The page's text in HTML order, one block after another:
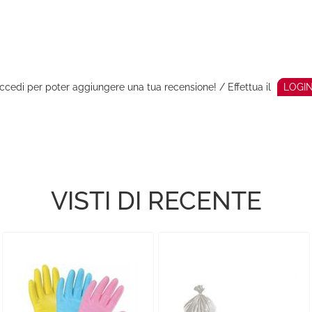
per poter aggiungere una tua recensione! / Effettua il
VISTI DI RECENTE